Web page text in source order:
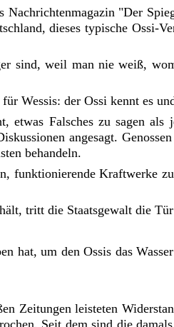
"Der
dieses typische Ossi-
sind, weil man nie weiß,
Wessis: der Ossi kennt es
etwas Falsches zu sagen
angesagt.
behandeln.
Kraftwerke
tritt die Staatsgewalt die
hat, um den Ossis das
Zeitungen leisteten